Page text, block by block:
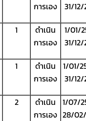
การเอง
31/
1
ดำเนิน
การเอง
1/01/
31/
1
ดำเนิน
การเอง
1/01/
31/
2
ดำเนิน
การเอง
1/07/
28/